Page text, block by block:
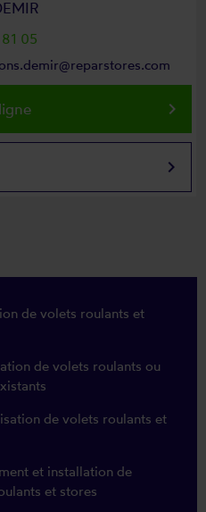
05
keyboard_arrow_right
keyboard_arrow_right
de volets roulants et
de volets roulants ou
de volets roulants et
et installation de
et stores